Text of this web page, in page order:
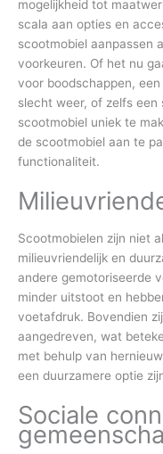
mogelijkheid tot
scala aan opties en
scootmobiel aanpassen
voorkeuren. Of het nu
voor boodschappen,
slecht weer, of zelfs een
scootmobiel uniek te
de scootmobiel aan te
functionaliteit.
Scootmobielen zijn niet
milieuvriendelijk en
andere gemotoriseerde
minder uitstoot en
voetafdruk. Bovendien
aangedreven, wat
met behulp van
een duurzamere optie
Sociale